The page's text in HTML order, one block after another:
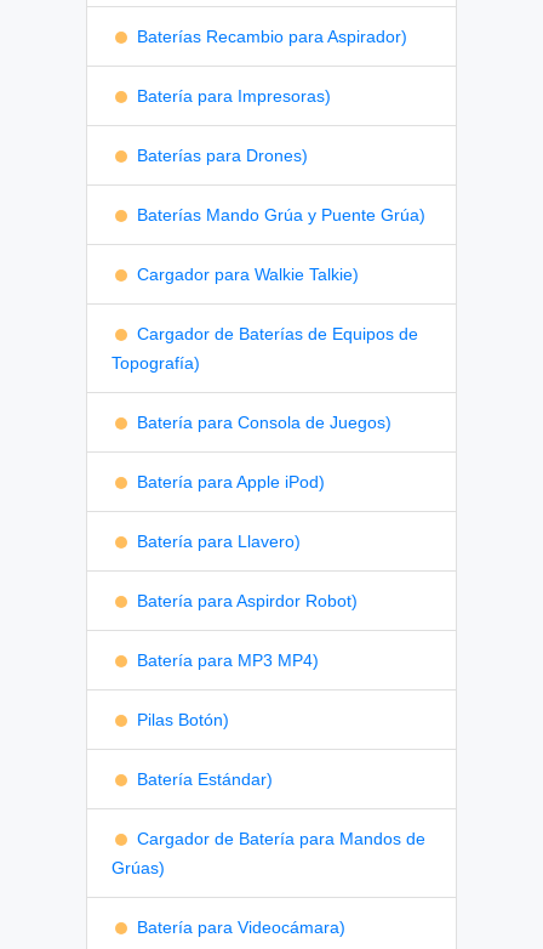
Baterías Recambio para Aspirador)
Batería para Impresoras)
Baterías para Drones)
Baterías Mando Grúa y Puente Grúa)
Cargador para Walkie Talkie)
Cargador de Baterías de Equipos de
Topografía)
Batería para Consola de Juegos)
Batería para Apple iPod)
Batería para Llavero)
Batería para Aspirdor Robot)
Batería para MP3 MP4)
Pilas Botón)
Batería Estándar)
Cargador de Batería para Mandos de
Grúas)
Batería para Videocámara)